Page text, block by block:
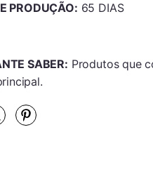
PRODUÇÃO: 65 DIAS
SABER: Produtos que